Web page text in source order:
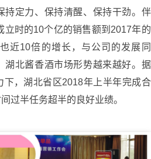
持定力、保持清醒、保持干劲。伴
立时的10个亿的销售额到2017年的
近10倍的增长，与公司的发展同
湖北酱香酒市场形势越来越好。据
，湖北省区2018年上半年完成合
过半任务超半的良好业绩。